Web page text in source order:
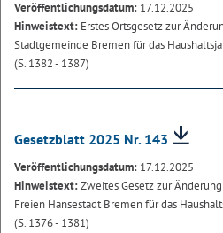
Veröffentlichungsdatum: 17.12.2025
Hinweistext: Erstes Ortsgesetz zur
Stadtgemeinde Bremen für das
(S. 1382 - 1387)
Gesetzblatt 2025 Nr. 143
Veröffentlichungsdatum: 17.12.2025
Hinweistext:Zweites Gesetz zur
Freien Hansestadt Bremen für das
(S. 1376 - 1381)